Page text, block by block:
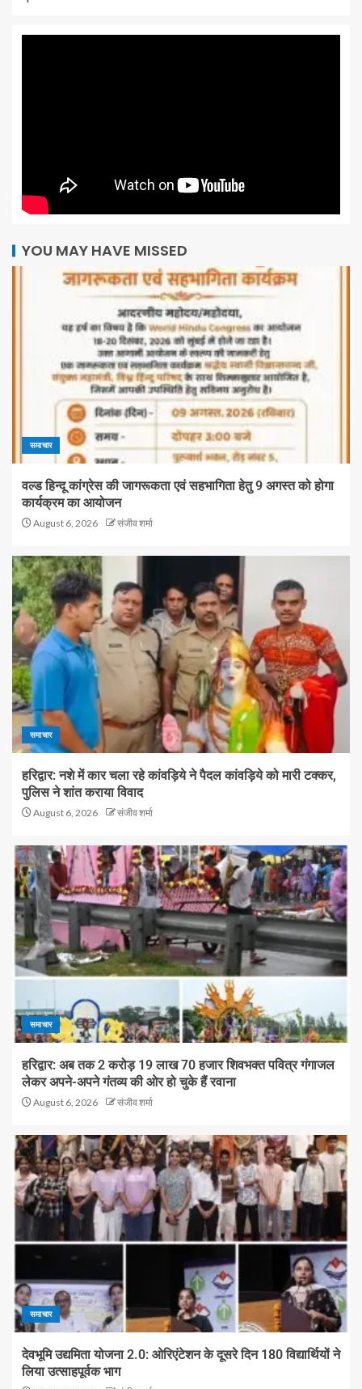
YOU MAY HAVE MISSED
समाचार
वल्ड हिन्दू कांग्रेस की जागरूकता एवं सहभागिता हेतु 9 अगस्त को होगा
कार्यक्रम का आयोजन
August 6, 2026 संजीव शर्मा
समाचार
हरिद्वार: नशे में कार चला रहे कांवड़िये ने पैदल कांवड़िये को मारी टक्कर,
पुलिस ने शांत कराया विवाद
August 6, 2026 संजीव शर्मा
समाचार
हरिद्वार: अब तक 2 करोड़ 19 लाख 70 हजार शिवभक्त पवित्र गंगाजल
लेकर अपने-अपने गंतव्य की ओर हो चुके हैं रवाना
August 6, 2026 संजीव शर्मा
समाचार
देवभूमि उद्यमिता योजना 2.0: ओरिएंटेशन के दूसरे दिन 180 विद्यार्थियों ने
लिया उत्साहपूर्वक भाग